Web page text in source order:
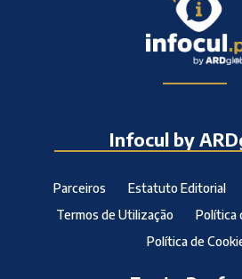
Infocul by
Parceiros Estatuto Editorial
Termos de Utilização
Política
Política de